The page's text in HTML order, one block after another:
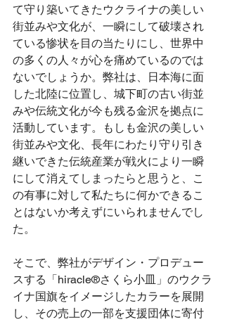
て守り築いてきたウクライナの美しい
街並みや文化が、一瞬にして破壊され
ている惨状を目の当たりにし、世界中
の多くの人々が心を痛めているのでは
ないでしょうか。弊社は、日本海に面
した北陸に位置し、城下町の古い街並
みや伝統文化が今も残る金沢を拠点に
活動しています。もしも金沢の美しい
街並みや文化、長年にわたり守り引き
継いできた伝統産業が戦火により一瞬
にして消えてしまったらと思うと、こ
の有事に対して私たちに何かできるこ
とはないか考えずにいられませんでし
た。
そこで、弊社がデザイン・プロデュー
スする「hiracle®さくら小皿」のウクラ
イナ国旗をイメージしたカラーを展開
し、その売上の一部を支援団体に寄付